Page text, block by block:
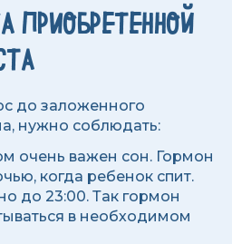
ПРИОБРЕТЕННОЙ
до заложенного
нужно соблюдать:
очень важен сон. Гормон
когда ребенок спит.
до 23:00. Так гормон
в необходимом